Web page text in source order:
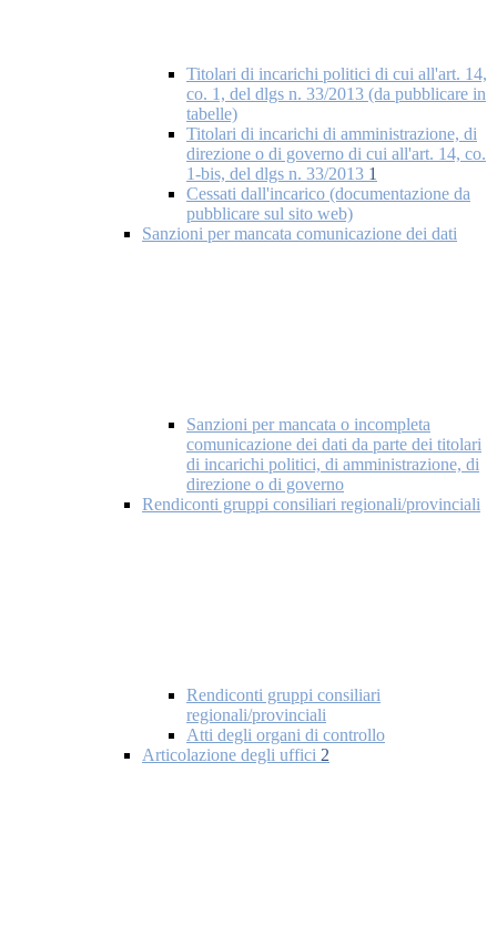
Titolari di incarichi politici di cui all'art. 14,
co. 1, del dlgs n. 33/2013 (da pubblicare in
tabelle)
Titolari di incarichi di amministrazione, di
direzione o di governo di cui all'art. 14, co.
1-bis, del dlgs n. 33/2013 1
Cessati dall'incarico (documentazione da
pubblicare sul sito web)
Sanzioni per mancata comunicazione dei dati
Sanzioni per mancata o incompleta
comunicazione dei dati da parte dei titolari
di incarichi politici, di amministrazione, di
direzione o di governo
Rendiconti gruppi consiliari regionali/provinciali
Rendiconti gruppi consiliari
regionali/provinciali
Atti degli organi di controllo
Articolazione degli uffici 2